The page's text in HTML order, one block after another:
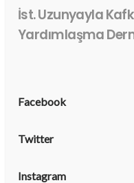
İst. Uzunyayla
Yardımlaşma
Facebook
Twitter
Instagram